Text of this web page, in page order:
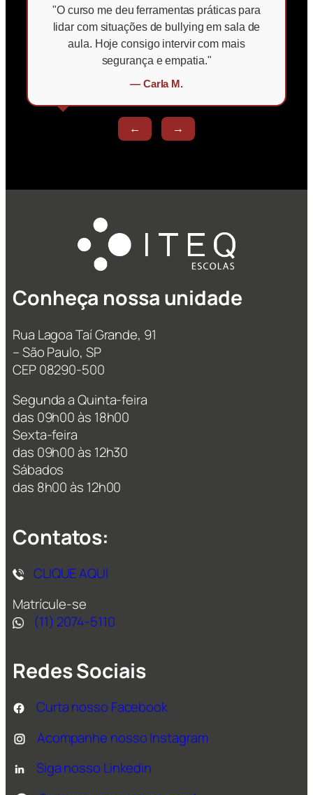
"O curso me deu ferramentas práticas para
lidar com situações de bullying em sala de
aula. Hoje consigo intervir com mais
segurança e empatia."
— Carla M.
← →
Conheça nossa unidade
Rua Lagoa Taí Grande, 91
– São Paulo, SP
CEP 08290-500
Segunda a Quinta-feira
das 09h00 às 18h00
Sexta-feira
das 09h00 às 12h30
Sábados
das 8h00 às 12h00
Contatos:
CLIQUE AQUI
Matrícule-se
(11) 2074-5110
Redes Sociais
Curta nosso Facebook
Acompanhe nosso Instagram
Siga nosso Linkedin